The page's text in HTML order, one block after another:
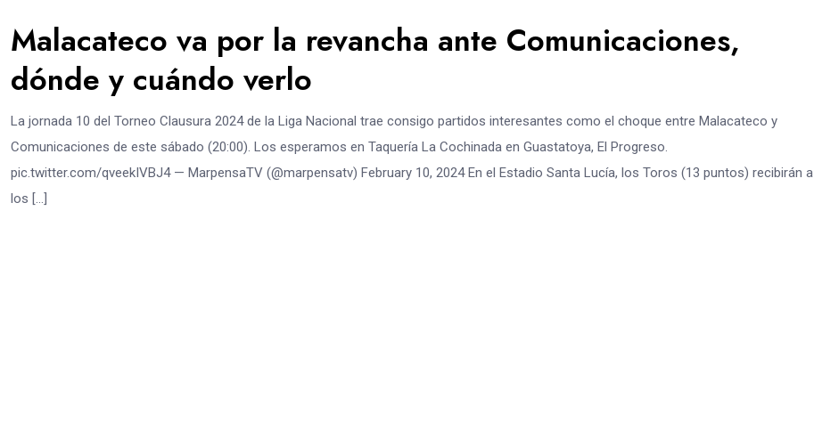
Malacateco va por la revancha ante Comunicaciones,
dónde y cuándo verlo
La jornada 10 del Torneo Clausura 2024 de la Liga Nacional trae consigo partidos interesantes como el choque entre Malacateco y
Comunicaciones de este sábado (20:00). Los esperamos en Taquería La Cochinada en Guastatoya, El Progreso.
pic.twitter.com/qveekIVBJ4 — MarpensaTV (@marpensatv) February 10, 2024 En el Estadio Santa Lucía, los Toros (13 puntos) recibirán a
los […]